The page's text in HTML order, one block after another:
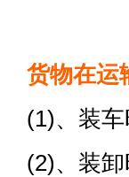
货物在运
(1)、装
(2)、装